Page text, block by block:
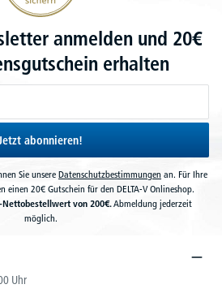
anmelden und 20€
erhalten
abonnieren!
Sie unsereDatenschutzbestimmungen an. Für Ihre
einen 20€ Gutschein für den DELTA-V Onlineshop.
von 200€.Abmeldung jederzeit
möglich.
Uhr